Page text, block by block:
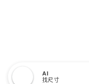
AI
找尺寸